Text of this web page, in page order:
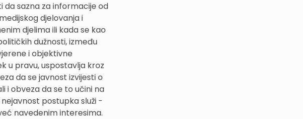
da sazna za informacije od
djelovanja i
djelima ili kada se kao
dužnosti, između
i objektivne
u pravu, uspostavlja kroz
da se javnost izvijesti o
i obveza da se to učini na
postupka služi -
navedenim interesima.